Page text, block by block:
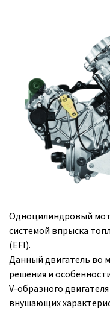
Одноцилиндровый
системой впрыска
(EFI).
Данный двигатель во
решения и
V-образного
внушающих